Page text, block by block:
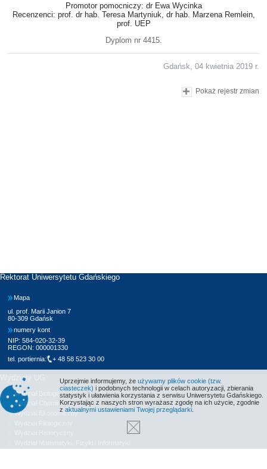
Promotor pomocniczy: dr Ewa Wycinka
Recenzenci: prof. dr hab. Teresa Martyniuk, dr hab. Marzena Remlein,
prof. UEP
Dyplom nr 4415.
Gdańsk, 04 kwietnia 2019 r.
Pokaż rejestr zmian
Rektorat Uniwersytetu Gdańskiego
Mapa
ul. prof. Marii Janion 7
80-309 Gdańsk
numery kont
NIP: 584-020-32-39
REGON: 000001330
tel. portiernia:
+ 48 58 523 30 00
Wydziały UG
Wydział Biologii
Wydział Chemii
Wydział Ekonomiczny
Uprzejmie informujemy, że używamy plików cookie (tzw.
ciasteczek) i podobnych technologii w celach autoryzacji, zbierania
statystyk i ułatwienia korzystania z serwisu Uniwersytetu Gdańskiego.
Korzystając z naszych stron wyrażasz zgodę na ich użycie, zgodnie
z aktualnymi ustawieniami Twojej przeglądarki